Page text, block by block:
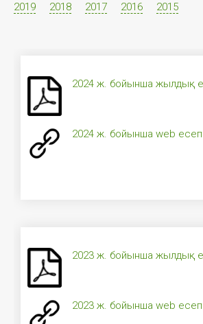
2019 2018 2017 2016 2015
2024 ж. бойынша жылдық
2024 ж. бойынша web есеп
2023 ж. бойынша жылдық
2023 ж. бойынша web есеп